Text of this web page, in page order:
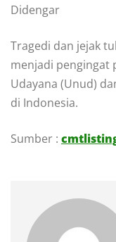
Didengar
Tragedi dan jejak
menjadi pengingat
Udayana (Unud)
di Indonesia.
Sumber :